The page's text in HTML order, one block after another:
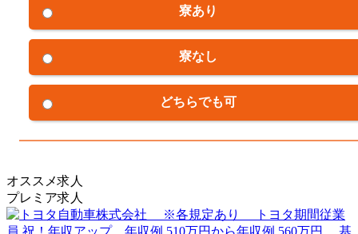
寮あり
寮なし
どちらでも可
オススメ求人
プレミア求人